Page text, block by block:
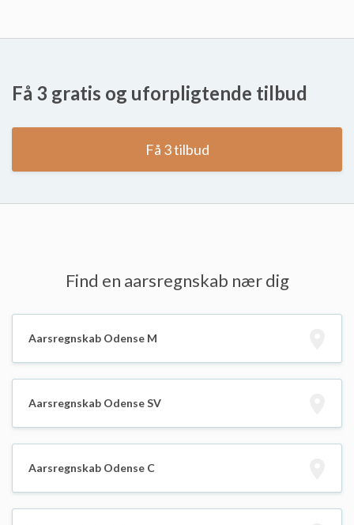
Få 3 gratis og uforpligtende tilbud
Få 3 tilbud
Find en aarsregnskab nær dig
Aarsregnskab Odense M
Aarsregnskab Odense SV
Aarsregnskab Odense C